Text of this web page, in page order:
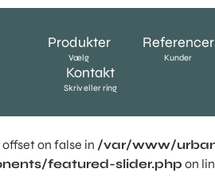
Produkter
Vælg
Referencer
Kunder
Kontakt
Skriv eller ring
offset on false in /var/www/
featured-slider.php on